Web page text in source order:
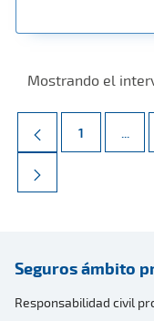
Mostrando el
Página
1 ...
Seguros ámbito
Responsabilidad civil